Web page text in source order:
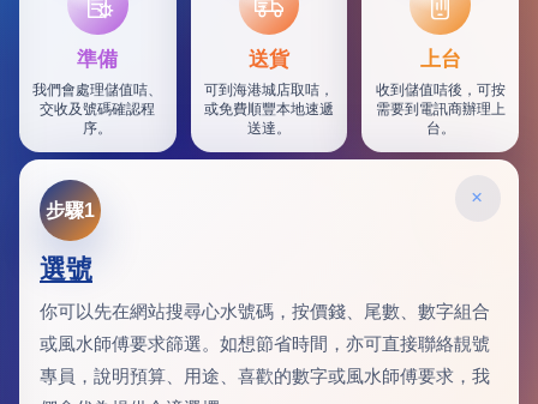
準備
我們會處理儲值咭、
交收及號碼確認程
序。
SF
送貨
可到海港城店取咭，
或免費順豐本地速遞
送達。
上台
收到儲值咭後，可按
需要到電訊商辦理上
台。
×
步驟1
選號
你可以先在網站搜尋心水號碼，按價錢、尾數、數字組合
或風水師傅要求篩選。如想節省時間，亦可直接聯絡靚號
專員，說明預算、用途、喜歡的數字或風水師傅要求，我